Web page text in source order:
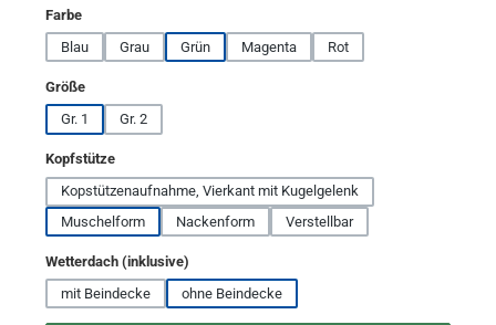
Farbeauswählen
Blau
Grau Grün Magenta Rot
Größeauswählen
Gr. 1
Gr. 2
Kopfstützeauswählen
Kopstützenaufnahme, Vierkant mit Kugelgelenk
Muschelform
Nackenform Verstellbar
Wetterdach (inklusive)
mit Beindecke
ohne Beindecke